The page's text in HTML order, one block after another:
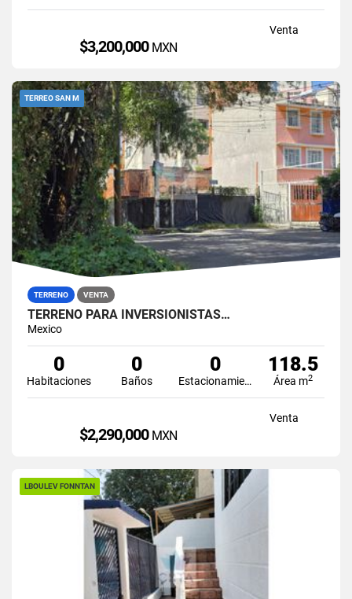
Venta
$3,200,000 MXN
TERREO SAN M
TERRENO VENTA
TERRENO PARA INVERSIONISTAS…
Mexico
0
Habitaciones
0
Baños
0
Estacionamiento
118.5
Área m2
Venta
$2,290,000 MXN
LBOULEV FONNTAN